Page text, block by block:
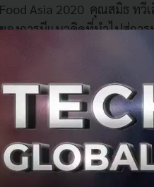
Asia 2020 คุณสมิธ ทวี
องการมีแนวคิดที่นำไปสู่กา
บรับที่ดีจากผู้บริโภคที่ชื่นชอ
ตำมั่ว’ ซึ่งเป็นแฟรนไชส์สต
ำหน่าย 70 สาขาทั่วประเท
ากพืชอันดับ 1” คุณสมิธ กล่